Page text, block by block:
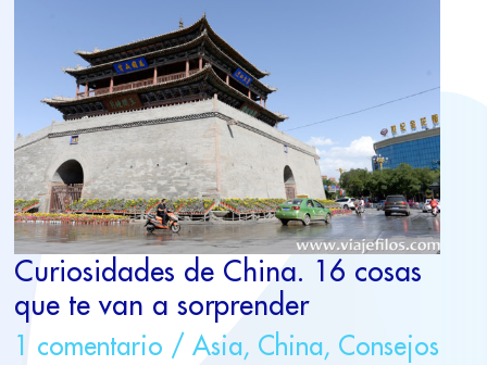
Curiosidades de China. 16 cosas
que te van a sorprender
1 comentario / Asia, China, Consejos
CHINA.
16
COSAS
QUE
TE
VAN
A
SORPRENDER